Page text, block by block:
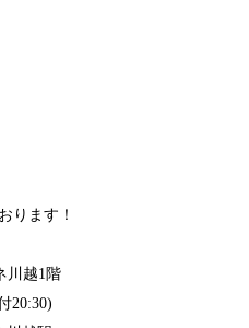
ります！
川越1階
20:30)